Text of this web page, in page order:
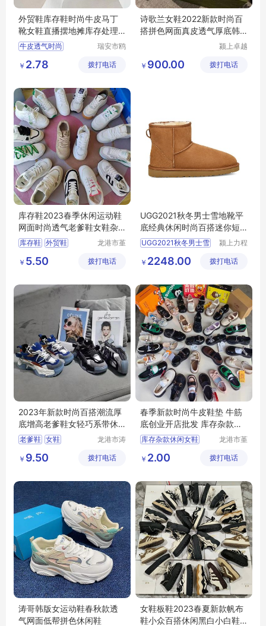
外贸鞋库存鞋时尚牛皮马丁
靴女鞋直播摆地摊库存处理
断码鞋
牛皮透气时尚
瑞安市鸥
￥ 2.78 拨打电话
诗歌兰女鞋2022新款时尚百
搭拼色网面真皮透气厚底韩
颍上卓越
有限公司
￥ 900.00 拨打电话
库存鞋2023春季休闲运动鞋
网面时尚透气老爹鞋女鞋杂
款摆摊鞋批发
库存鞋 外贸鞋
老爹鞋
龙港市堇
￥ 5.50 拨打电话
UGG2021秋冬男士雪地靴平
底经典休闲时尚百搭迷你短
筒靴 1002072
UGG2021秋冬男士雪
颍上力程
有限公司
￥ 2248.00 拨打电话
2023年新款时尚百搭潮流厚
底增高老爹鞋女轻巧系带休
闲运动鞋单鞋
老爹鞋 女鞋
外贸鞋
龙港市涛
￥ 9.50 拨打电话
春季新款时尚牛皮鞋垫 牛筋
底创业开店批发 库存杂款休
闲女鞋
库存杂款休闲女鞋
牛皮鞋垫
龙港市堇
￥ 2.00 拨打电话
涛哥韩版女运动鞋春秋款透
气网面低帮拼色休闲鞋
女鞋板鞋2023春夏新款帆布
鞋小众百搭休闲黑白小白鞋